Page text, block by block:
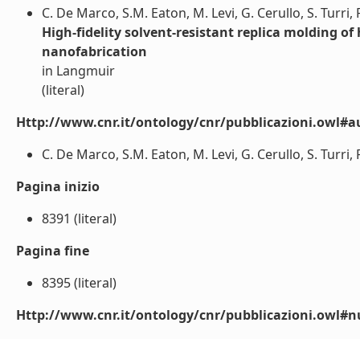
C. De Marco, S.M. Eaton, M. Levi, G. Cerullo, S. Turri,
High-fidelity solvent-resistant replica molding of
nanofabrication
in Langmuir
(literal)
Http://www.cnr.it/ontology/cnr/
C. De Marco, S.M. Eaton, M. Levi, G. Cerullo, S.
Pagina inizio
8391 (literal)
Pagina fine
8395 (literal)
Http://www.cnr.it/ontology/cnr/